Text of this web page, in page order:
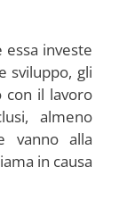
investe
sviluppo, gli
con il lavoro
almeno
vanno alla
in causa